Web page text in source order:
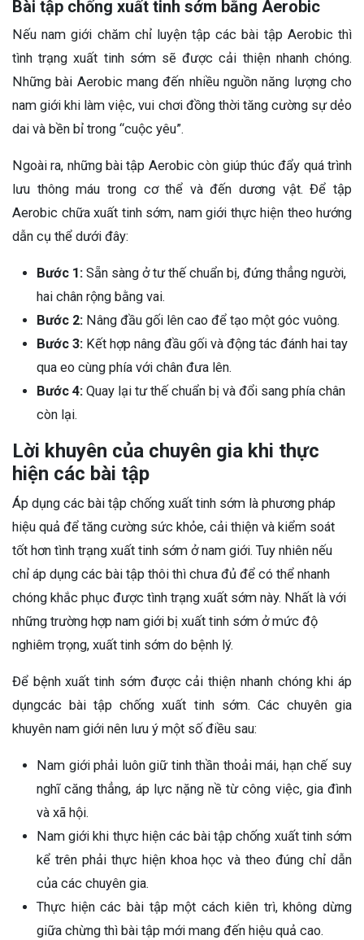
Bài tập chống xuất tinh sớm bằng Aerobic
Nếu nam giới chăm chỉ luyện tập các bài tập Aerobic thì
tình trạng xuất tinh sớm sẽ được cải thiện nhanh chóng.
Những bài Aerobic mang đến nhiều nguồn năng lượng cho
nam giới khi làm việc, vui chơi đồng thời tăng cường sự dẻo
dai và bền bỉ trong “cuộc yêu”.
Ngoài ra, những bài tập Aerobic còn giúp thúc đẩy quá trình
lưu thông máu trong cơ thể và đến dương vật.Để tập
Aerobic chữa xuất tinh sớm, nam giới thực hiện theo hướng
dẫn cụ thể dưới đây:
Bước 1: Sẵn sàng ở tư thế chuẩn bị, đứng thẳng người,
hai chân rộng bằng vai.
Bước 2: Nâng đầu gối lên cao để tạo một góc vuông.
Bước 3: Kết hợp nâng đầu gối và động tác đánh hai tay
qua eo cùng phía với chân đưa lên.
Bước 4: Quay lại tư thế chuẩn bị và đổi sang phía chân
còn lại.
Lời khuyên của chuyên gia khi thực
hiện các bài tập
Áp dụng các bài tập chống xuất tinh sớm là phương pháp
hiệu quả để tăng cường sức khỏe, cải thiện và kiểm soát
tốt hơn tình trạng xuất tinh sớm ở nam giới. Tuy nhiên nếu
chỉ áp dụng các bài tập thôi thì chưa đủ để có thể nhanh
chóng khắc phục được tình trạng xuất sớm này. Nhất là với
những trường hợp nam giới bị xuất tinh sớm ở mức độ
nghiêm trọng, xuất tinh sớm do bệnh lý.
Để bệnh xuất tinh sớm được cải thiện nhanh chóng khi áp
dụngcác bài tập chống xuất tinh sớm. Các chuyên gia
khuyên nam giới nên lưu ý một số điều sau:
Nam giới phải luôn giữ tinh thần thoải mái, hạn chế suy
nghĩ căng thẳng, áp lực nặng nề từ công việc, gia đình
và xã hội.
Nam giới khi thực hiện các bài tập chống xuất tinh sớm
kể trên phải thực hiện khoa học và theo đúng chỉ dẫn
của các chuyên gia.
Thực hiện các bài tập một cách kiên trì, không dừng
giữa chừng thì bài tập mới mang đến hiệu quả cao.